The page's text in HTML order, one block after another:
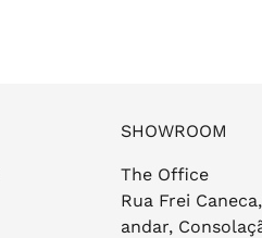
SHOWROOM
The Office
Rua Frei
andar,